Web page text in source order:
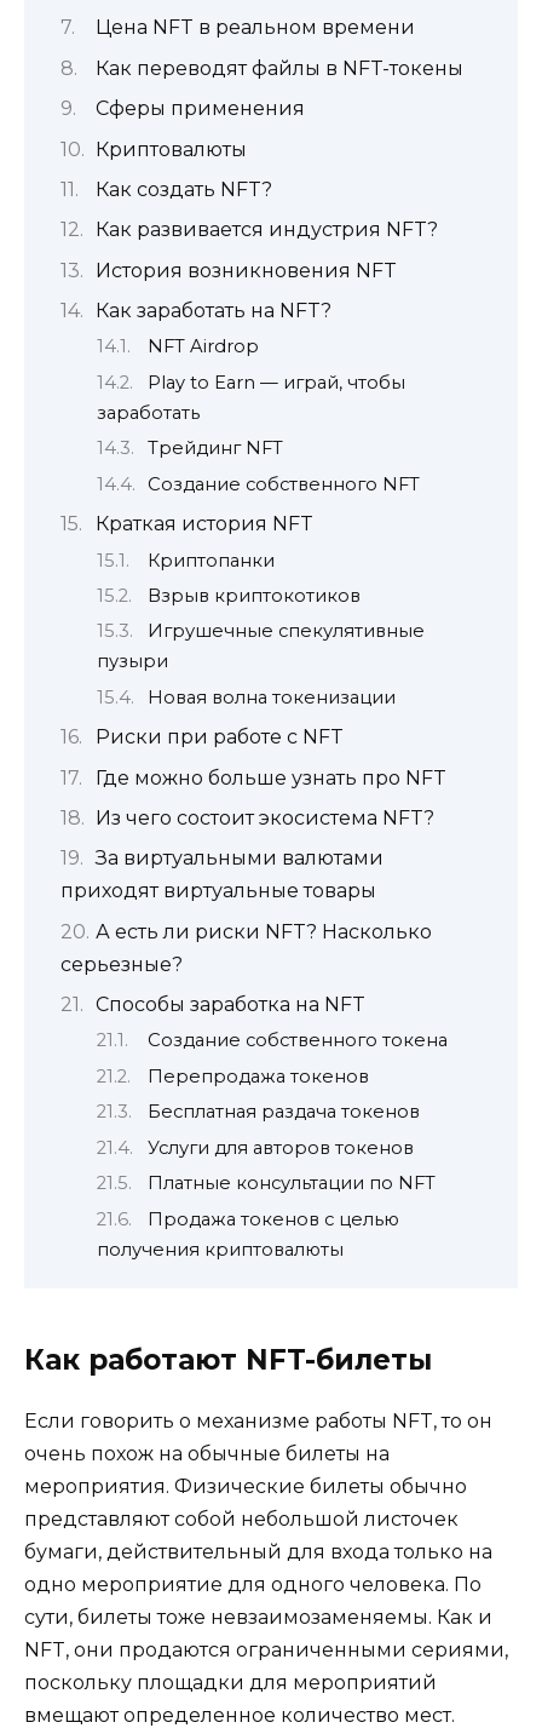
Цена NFT в реальном времени
Как переводят файлы в NFT-токены
Сферы применения
Криптовалюты
Как создать NFT?
Как развивается индустрия NFT?
История возникновения NFT
Как заработать на NFT?
NFT Airdrop
Play to Earn — играй, чтобы
заработать
Трейдинг NFT
Создание собственного NFT
Краткая история NFT
Криптопанки
Взрыв криптокотиков
Игрушечные спекулятивные
пузыри
Новая волна токенизации
Риски при работе с NFT
Где можно больше узнать про NFT
Из чего состоит экосистема NFT?
За виртуальными валютами
приходят виртуальные товары
А есть ли риски NFT? Насколько
серьезные?
Способы заработка на NFT
Создание собственного токена
Перепродажа токенов
Бесплатная раздача токенов
Услуги для авторов токенов
Платные консультации по NFT
Продажа токенов с целью
получения криптовалюты
Как работают NFT-билеты
Если говорить о механизме работы NFT, то он
очень похож на обычные билеты на
мероприятия. Физические билеты обычно
представляют собой небольшой листочек
бумаги, действительный для входа только на
одно мероприятие для одного человека. По
сути, билеты тоже невзаимозаменяемы. Как и
NFT, они продаются ограниченными сериями,
поскольку площадки для мероприятий
вмещают определенное количество мест.